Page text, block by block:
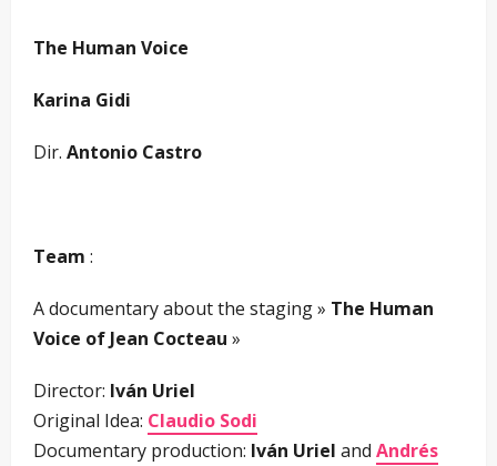
The Human Voice
Karina Gidi
Dir. Antonio Castro
Team :
A documentary about the staging » The Human
Voice of Jean Cocteau »
Director: Iván Uriel
Original Idea: Claudio Sodi
Documentary production: Iván Uriel and Andrés